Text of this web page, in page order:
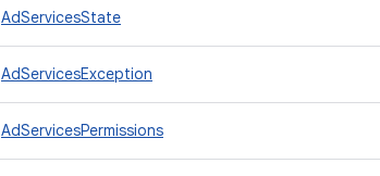
AdServicesState
AdServicesException
AdServicesPermissions